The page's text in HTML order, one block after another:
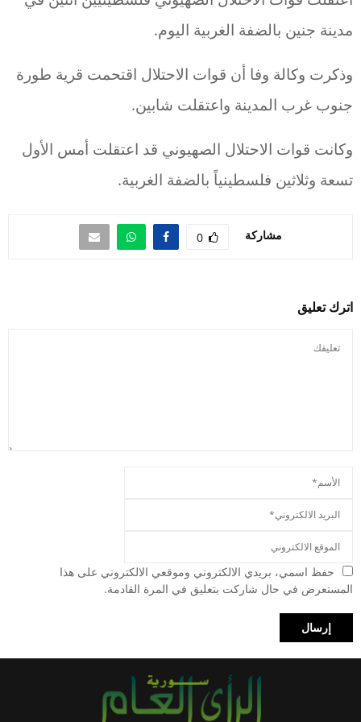
مدينة جنين بالضفة الغربية اليوم.
وذكرت وكالة وفا أن قوات الاحتلال اقتحمت قرية طورة
جنوب غرب المدينة واعتقلت شابين.
وكانت قوات الاحتلال الصهيوني قد اعتقلت أمس الأول
تسعة وثلاثين فلسطينياً بالضفة الغربية.
مشاركة 0
اترك تعليق
حفظ اسمي، بريدي الالكتروني وموقعي الالكتروني على هذا
المستعرض في حال شاركت بتعليق في المرة القادمة.